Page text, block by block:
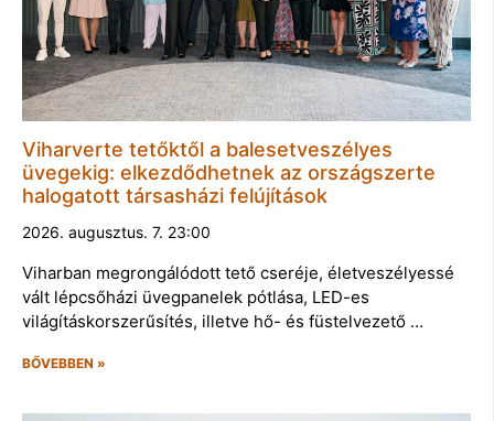
Viharverte tetőktől a balesetveszélyes
üvegekig: elkezdődhetnek az országszerte
halogatott társasházi felújítások
2026. augusztus. 7. 23:00
Viharban megrongálódott tető cseréje, életveszélyessé
vált lépcsőházi üvegpanelek pótlása, LED-es
világításkorszerűsítés, illetve hő- és füstelvezető …
BŐVEBBEN »